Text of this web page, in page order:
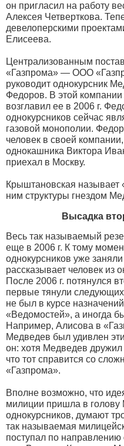
он пригласил на работу
Алексея Четверткова.
девелоперскими
Елисеева.
Централизованным
«Газпрома» — ООО
руководит однокурсник
Федоров. В этой компании
возглавил ее в 2006 г.
однокурсников сейчас
газовой монополии.
человек в своей
однокашника Виктора
приехал в Москву.
Крыштановская называет
ним структуры гнездом
Высадка
Весь так называемый
еще в 2006 г. К тому
однокурсников уже
рассказывает человек из
После 2006 г. потянулся
первые тянули
не был в курсе
«Ведомостей», а иногда
Например, Алисова в
Медведев был удивлен
он: хотя Медведев
что тот справится со
«Газпрома».
Вполне возможно, что
милиции пришла в
однокурсников, думают
так называемая
поступал по